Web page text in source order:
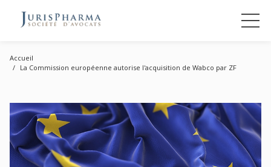
Accueil
La Commission européenne autorise l'acquisition de Wabco par ZF